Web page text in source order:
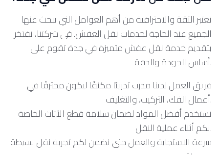
تعتبر الثقة والاحترافية من أهم العوامل التي يبحث عنها
الجميع عند الحاجة لخدمات نقل العفش. في شركتنا، نفتخر
بتقديم خدمة نقل عفش متميزة في جدة تقوم على
أساس الجودة والدقة.
أعمال الفك، التركيب، والتغليف.
نستخدم أفضل المواد لضمان سلامة قطع الأثاث الخاصة
بكم أثناء عملية النقل.
سرعة الاستجابة والعمل حتى نضمن لكم تجربة نقل بسيطة